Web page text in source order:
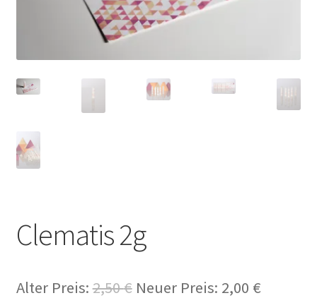
Clematis 2g
Alter Preis: 2,50€ Neuer Preis: 2,00 €